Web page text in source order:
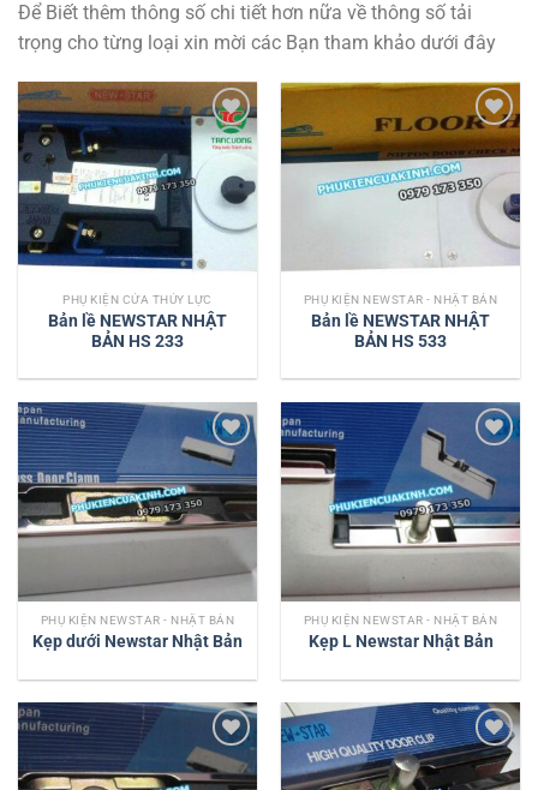
Để Biết thêm thông số chi tiết hơn nữa về thông số tải
trọng cho từng loại xin mời các Bạn tham khảo dưới đây
Add to
wishlist
PHỤ KIỆN CỬA THỦY LỰC
Bản lề NEWSTAR NHẬT
BẢN HS 233
Add to
wishlist
PHỤ KIỆN NEWSTAR - NHẬT BẢN
Bản lề NEWSTAR NHẬT
BẢN HS 533
Add to
wishlist
PHỤ KIỆN NEWSTAR - NHẬT BẢN
Kẹp dưới Newstar Nhật Bản
Add to
wishlist
PHỤ KIỆN NEWSTAR - NHẬT BẢN
Kẹp L Newstar Nhật Bản
Add to
wishlist
Add to
wishlist